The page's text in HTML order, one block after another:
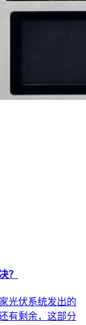
？
光伏系统发出的
有剩余，这部分